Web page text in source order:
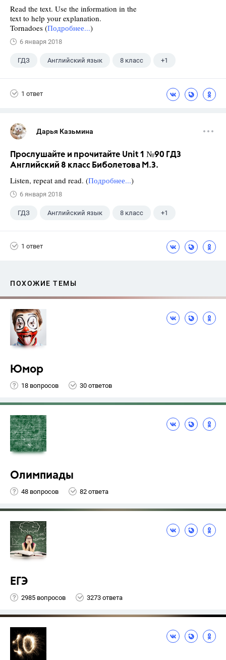
Read the text. Use the information in the
text to help your explanation.
Tornadoes (Подробнее...)
6 января 2018
ГДЗ Английский язык 8 класс +1
1 ответ
Дарья Казьмина
Прослушайте и прочитайте Unit 1 №90 ГДЗ
Английский 8 класс Биболетова М.З.
Listen, repeat and read. (Подробнее...)
6 января 2018
ГДЗ Английский язык 8 класс +1
1 ответ
ПОХОЖИЕ ТЕМЫ
Юмор
18 вопросов 30 ответов
Олимпиады
48 вопросов 82 ответа
ЕГЭ
2985 вопросов 3273 ответа